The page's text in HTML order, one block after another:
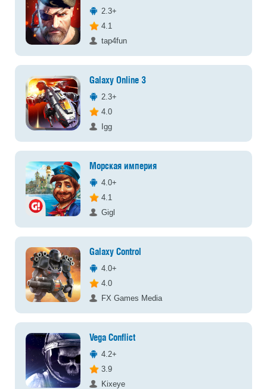
2.3+
4.1
tap4fun
Galaxy Online 3
2.3+
4.0
Igg
Морская империя
4.0+
4.1
Gigl
Galaxy Control
4.0+
4.0
FX Games Media
Vega Conflict
4.2+
3.9
Kixeye